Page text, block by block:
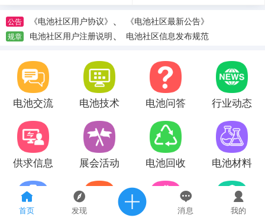
首页 发现 消息 我的
公告 《电池社区用户协议》 、 《电池社区最新公告》
规章 电池社区用户注册说明、 电池社区信息发布规范
电池交流 电池技术 电池问答 行业动态
供求信息 展会活动 电池回收 电池材料